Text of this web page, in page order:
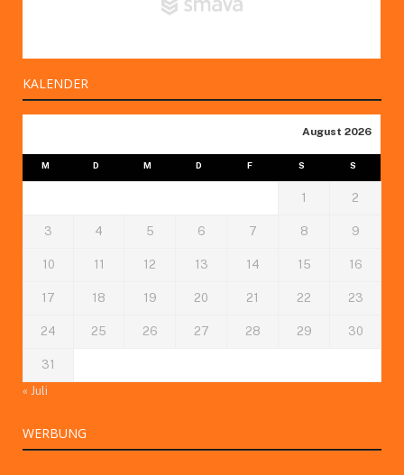
KALENDER
August 2026
M D M D F S S
1 2
3 4 5 6 7 8 9
10 11 12 13 14 15 16
17 18 19 20 21 22 23
24 25 26 27 28 29 30
31
« Juli
WERBUNG